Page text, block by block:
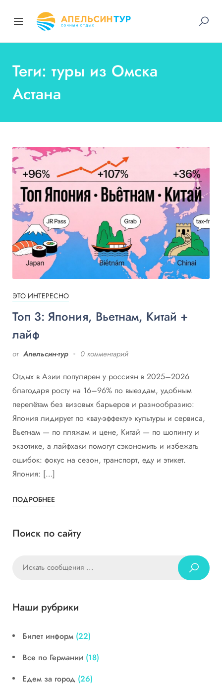
Теги: туры из Омска
Астана
ЭТО ИНТЕРЕСНО
Топ 3: Япония, Вьетнам, Китай +
лайф
от Апельсин-тур 0 комментарий
Отдых в Азии популярен у россиян в 2025–2026
благодаря росту на 16–96% по выездам, удобным
перелётам без визовых барьеров и разнообразию:
Япония лидирует по «вау-эффекту» культуры и сервиса,
Вьетнам — по пляжам и цене, Китай — по шопингу и
экзотике, а лайфхаки помогут сэкономить и избежать
ошибок: фокус на сезон, транспорт, еду и этикет.
Япония: […]
ПОДРОБНЕЕ
Поиск по сайту
Наши рубрики
Билет информ (22)
Все по Германии (18)
Едем за город (26)